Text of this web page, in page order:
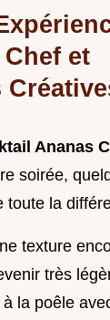
et
Ananas
soirée,
toute la
texture
très
la poêle